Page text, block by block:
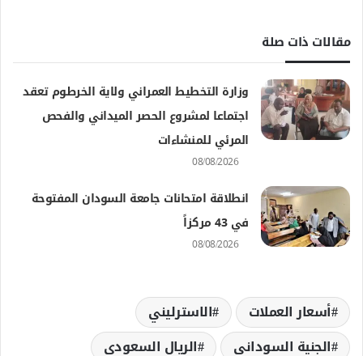
مقالات ذات صلة
وزارة التخطيط العمراني ولاية الخرطوم تعقد
اجتماعا لمشروع الحصر الميداني والفحص
المرئي للمنشاءات
08/08/2026
انطلاقة امتحانات جامعة السودان المفتوحة
في 43 مركزاً
08/08/2026
أسعار العملات
الاسترليني
الجنية السوداني
الريال السعودي